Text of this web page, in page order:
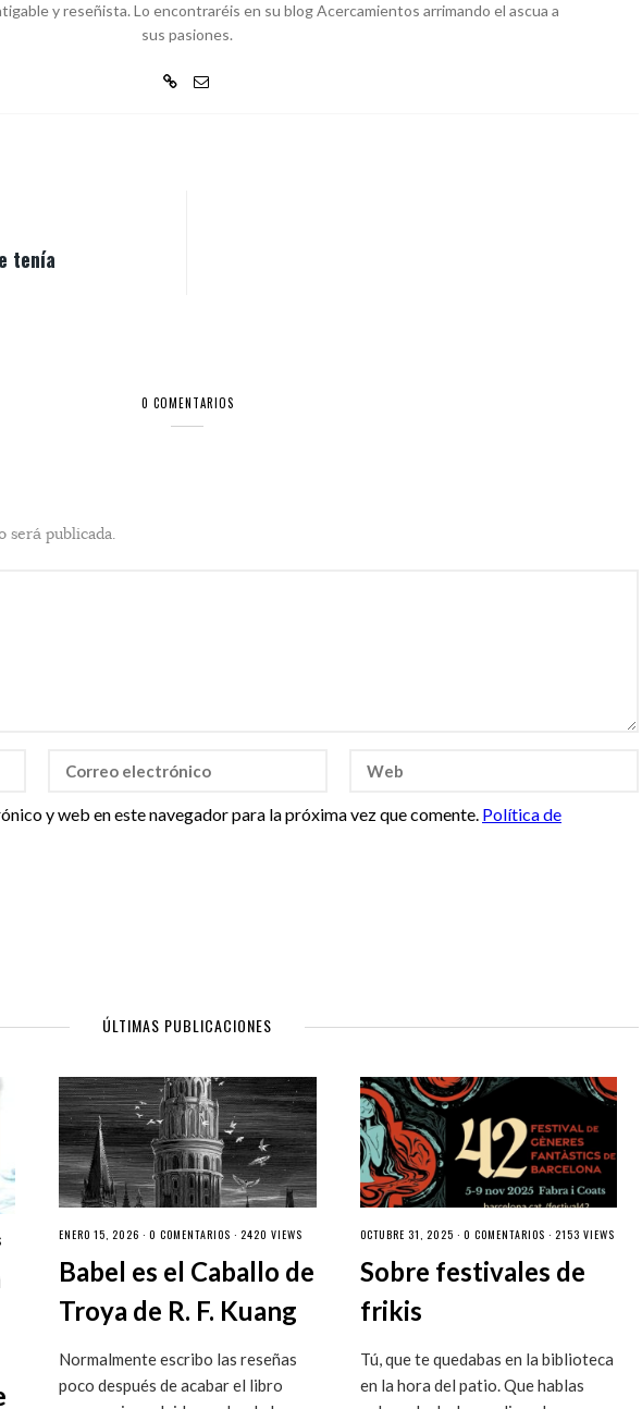
y reseñista. Lo encontraréis en su blog Acercamientos arrimando el ascua a
sus pasiones.
tenía
0 COMENTARIOS
será publicada.
y web en este navegador para la próxima vez que comente. Política de
ÚLTIMAS PUBLICACIONES
ENERO 15, 2026 ·0 COMENTARIOS · 2420 VIEWS
Babel es el Caballo de
Troya de R. F. Kuang
Normalmente escribo las reseñas
poco después de acabar el libro
OCTUBRE 31, 2025 · 0 COMENTARIOS · 2153 VIEWS
Sobre festivales de
frikis
Tú, que te quedabas en la biblioteca
en la hora del patio. Que hablas